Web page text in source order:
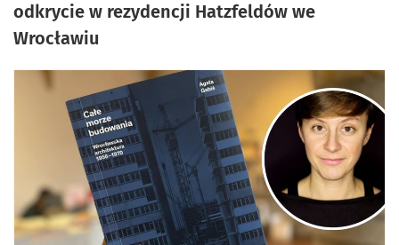
odkrycie w rezydencji Hatzfeldów we
Wrocławiu